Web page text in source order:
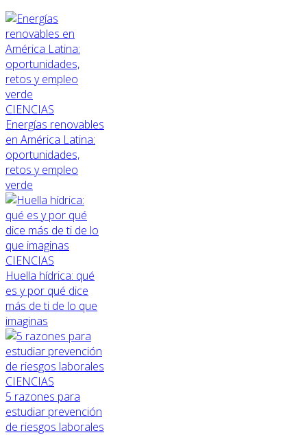
CIENCIAS
Energías renovables
en América Latina:
oportunidades,
retos y empleo
verde
CIENCIAS
Huella hídrica: qué
es y por qué dice
más de ti de lo que
imaginas
CIENCIAS
5 razones para
estudiar prevención
de riesgos laborales